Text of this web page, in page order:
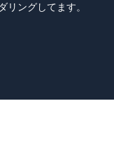
ングしてます。